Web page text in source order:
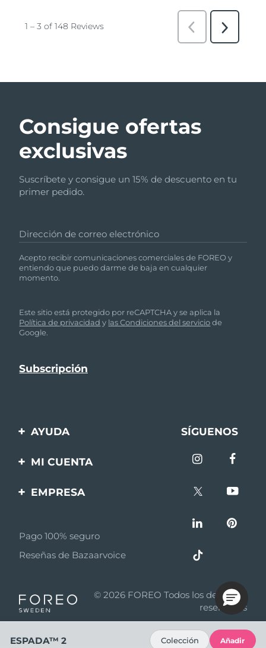
Consigue ofertas
exclusivas
Suscríbete y consigue un 15% de descuento en tu
primer pedido.
Dirección de correo electrónico
Acepto recibir comunicaciones comerciales de FOREO y
entiendo que puedo darme de baja en cualquier
momento.
Este sitio está protegido por reCAPTCHA y se aplica la
Política de privacidad y las Condiciones del serviciode
Google.
AYUDA
Contáctanos
batería
SÍGUENOS
MI CUENTA
Registro de productos
EMPRESA
Afiliados
Noticias de afiliados
Asociados
Pago 100% seguro
Reseñas de Bazaarvoice
© 2026 FOREO Todos los derechos
reservados
ESPADA™ 2 Colección Añadir